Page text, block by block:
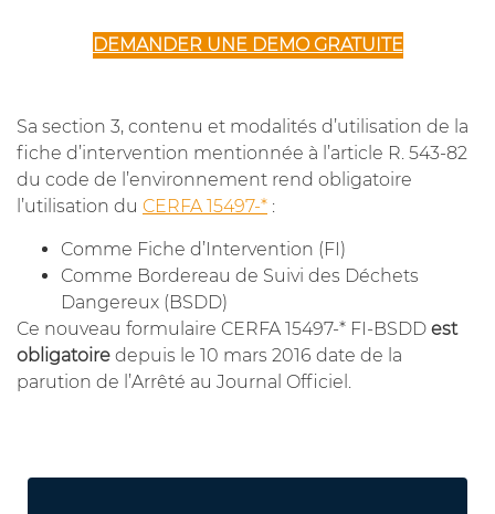
DEMANDER UNE DEMO GRATUITE
Sa section 3, contenu et modalités d’utilisation de la
fiche d’intervention mentionnée à l’article R. 543-82
du code de l’environnement rend obligatoire
l’utilisation du CERFA 15497-* :
Comme Fiche d’Intervention (FI)
Comme Bordereau de Suivi des Déchets
Dangereux (BSDD)
Ce nouveau formulaire CERFA 15497-* FI-BSDD est
obligatoire depuis le 10 mars 2016 date de la
parution de l’Arrêté au Journal Officiel.